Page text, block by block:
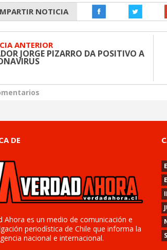
NOTICIA
ANTERIOR
JORGE PIZARRO DA POSITIVO A
DE
Ahora es un medio de comunicación e
periodística de Chile que informa la
nacional e internacional.